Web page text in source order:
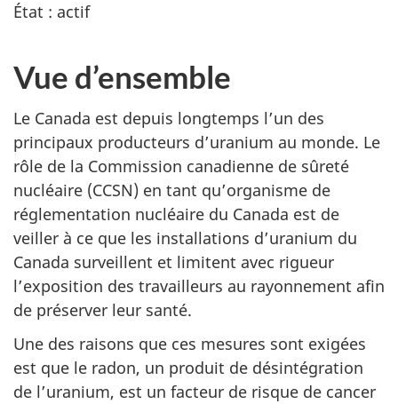
État : actif
Vue d’ensemble
Le Canada est depuis longtemps l’un des
principaux producteurs d’uranium au monde. Le
rôle de la Commission canadienne de sûreté
nucléaire (CCSN) en tant qu’organisme de
réglementation nucléaire du Canada est de
veiller à ce que les installations d’uranium du
Canada surveillent et limitent avec rigueur
l’exposition des travailleurs au rayonnement afin
de préserver leur santé.
Une des raisons que ces mesures sont exigées
est que le radon, un produit de désintégration
de l’uranium, est un facteur de risque de cancer